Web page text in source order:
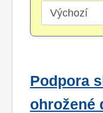
Podpora
ohrožené